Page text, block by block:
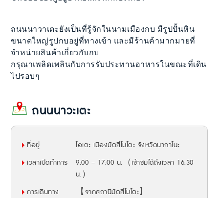
ถนนนาวาเตะยังเป็นที่รู้จักในนามเมืองกบ มีรูปปั้นหิน
ขนาดใหญ่รูปกบอยู่ที่ทางเข้า และมีร้านค้ามากมายที่
จำหน่ายสินค้าเกี่ยวกับกบ
กรุณาเพลิดเพลินกับการรับประทานอาหารในขณะที่เดิน
ไปรอบๆ
ถนนนาวะเตะ
ที่อยู่
โอเตะ เมืองมัตสึโมโตะ จังหวัดนากาโนะ
เวลาเปิดทำการ
9:00 – 17:00 น.（เข้าชมได้ถึงเวลา 16:30
น.）
การเดินทาง
【จากสถานีมัตสึโมโตะ】